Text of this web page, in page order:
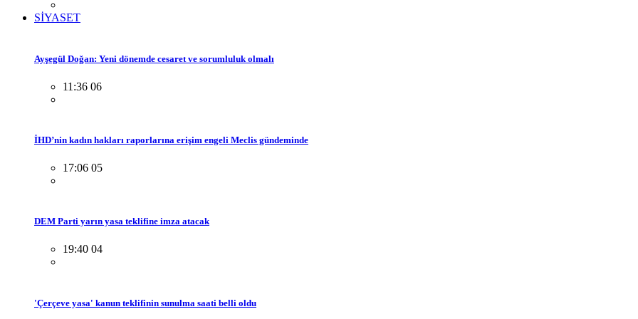
SİYASET
Ayşegül Doğan: Yeni dönemde cesaret ve sorumluluk olmalı
11:36 06
İHD’nin kadın hakları raporlarına erişim engeli Meclis gündeminde
17:06 05
DEM Parti yarın yasa teklifine imza atacak
19:40 04
'Çerçeve yasa' kanun teklifinin sunulma saati belli oldu